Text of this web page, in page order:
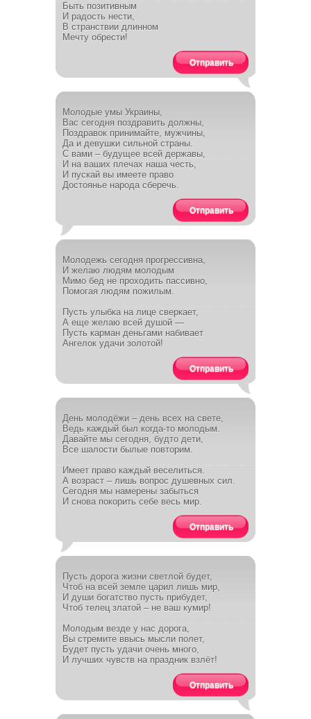
Быть позитивным
И радость нести,
В странствии длинном
Мечту обрести!
Отправить
Молодые умы Украины,
Вас сегодня поздравить должны,
Поздравок принимайте, мужчины,
Да и девушки сильной страны.
С вами – будущее всей державы,
И на ваших плечах наша честь,
И пускай вы имеете право
Достоянье народа сберечь.
Отправить
Молодежь сегодня прогрессивна,
И желаю людям молодым
Мимо бед не проходить пассивно,
Помогая людям пожилым.
Пусть улыбка на лице сверкает,
А еще желаю всей душой —
Пусть карман деньгами набивает
Ангелок удачи золотой!
Отправить
День молодёжи – день всех на свете,
Ведь каждый был когда-то молодым.
Давайте мы сегодня, будто дети,
Все шалости былые повторим.
Имеет право каждый веселиться.
А возраст – лишь вопрос душевных сил.
Сегодня мы намерены забыться
И снова покорить себе весь мир.
Отправить
Пусть дорога жизни светлой будет,
Чтоб на всей земле царил лишь мир,
И души богатство пусть прибудет,
Чтоб телец златой – не ваш кумир!
Молодым везде у нас дорога,
Вы стремите ввысь мысли полет,
Будет пусть удачи очень много,
И лучших чувств на праздник взлёт!
Отправить